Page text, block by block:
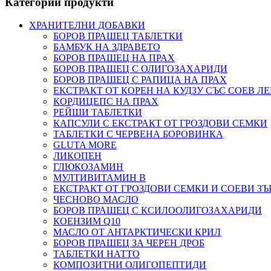
ХРАНИТЕЛНИ ДОБАВКИ
БОРОВ ПРАШЕЦ ТАБЛЕТКИ
БАМБУК НА ЗДРАВЕТО
БОРОВ ПРАШЕЦ НА ПРАХ
БОРОВ ПРАШЕЦ С ОЛИГОЗАХАРИДИ
БОРОВ ПРАШЕЦ С РАПИЦА НА ПРАХ
ЕКСТРАКТ ОТ КОРЕН НА КУДЗУ СЪС СОЕВ
КОРДИЦЕПС НА ПРАХ
РЕЙШИ ТАБЛЕТКИ
КАПСУЛИ С ЕКСТРАКТ ОТ ГРОЗДОВИ СЕМКИ
ТАБЛЕТКИ С ЧЕРВЕНА БОРОВИНКА
GLUTA MORE
ЛИКОПЕН
ГЛЮКОЗАМИН
МУЛТИВИТАМИН B
ЕКСТРАКТ ОТ ГРОЗДОВИ СЕМКИ И СОЕВИ
ЧЕСНОВО МАСЛО
БОРОВ ПРАШЕЦ С КСИЛООЛИГОЗАХАРИДИ
КОЕНЗИМ Q10
МАСЛО ОТ АНТАРКТИЧЕСКИ КРИЛ
БОРОВ ПРАШЕЦ ЗА ЧЕРЕН ДРОБ
ТАБЛЕТКИ НАТТО
КОМПОЗИТНИ ОЛИГОПЕПТИДИ